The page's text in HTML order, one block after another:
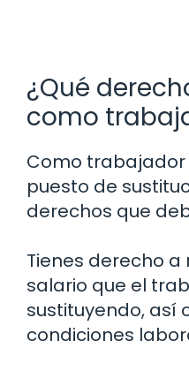
¿Qué
como
Como trabajador
puesto de
derechos que
Tienes derecho
salario que el
sustituyendo, así
condiciones